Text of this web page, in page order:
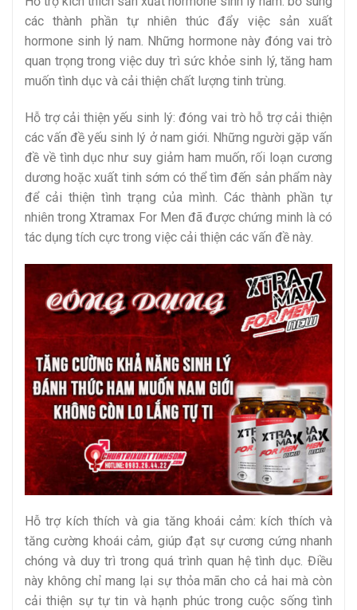
các thành phần tự nhiên thúc đẩy việc sản xuất
hormone sinh lý nam. Những hormone này đóng vai trò
quan trọng trong việc duy trì sức khỏe sinh lý, tăng ham
muốn tình dục và cải thiện chất lượng tinh trùng.
Hỗ trợ cải thiện yếu sinh lý: đóng vai trò hỗ trợ cải thiện
các vấn đề yếu sinh lý ở nam giới. Những người gặp vấn
đề về tình dục như suy giảm ham muốn, rối loạn cương
dương hoặc xuất tinh sớm có thể tìm đến sản phẩm này
để cải thiện tình trạng của mình. Các thành phần tự
nhiên trong Xtramax For Men đã được chứng minh là có
tác dụng tích cực trong việc cải thiện các vấn đề này.
Hỗ trợ kích thích và gia tăng khoái cảm: kích thích và
tăng cường khoái cảm, giúp đạt sự cương cứng nhanh
chóng và duy trì trong quá trình quan hệ tình dục. Điều
này không chỉ mang lại sự thỏa mãn cho cả hai mà còn
cải thiện sự tự tin và hạnh phúc trong cuộc sống tình